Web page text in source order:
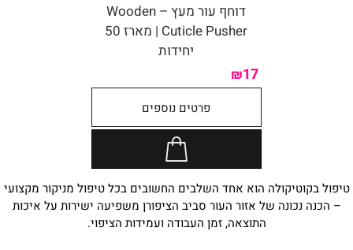
דוחף עור מעץ – Wooden
Cuticle Pusher | מארז 50
יחידות
₪17
פרטים נוספים
טיפול בקוטיקולה הוא אחד השלבים החשובים בכל טיפול מניקור מקצועי
– הכנה נכונה של אזור העור סביב הציפורן משפיעה ישירות על איכות
התוצאה, זמן העבודה ועמידות הציפוי.